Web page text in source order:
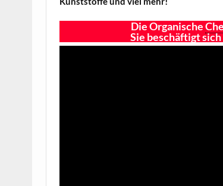
Die Organische
Sie beschäftigt